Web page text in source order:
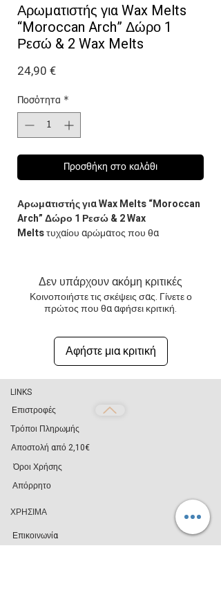
Αρωματιστής για Wax Melts
“Moroccan Arch” Δώρο 1
Ρεσώ & 2 Wax Melts
24,90 €Τιμή
Ποσότητα *
Προσθήκη στο καλάθι
Αρωματιστής για Wax Melts “Moroccan
Arch” Δώρο 1 Ρεσώ & 2 Wax
Meltsτυχαίου αρώματος που θα
επιλογής σας και κάτω ένα ρεσώ. Με την
θερμοκρασία το melt, θα απελευθερώσει το
άρωμα του και αυτό θα απλωθεί στο χώρο.
Δεν υπάρχουν ακόμη κριτικές
Κοινοποιήστε τις σκέψεις σας. Γίνετε ο
πρώτος που θα αφήσει κριτική.
Αφήστε μια κριτική
LINKS
Επιστροφές
Τρόποι Πληρωμής
Αποστολή από 2,10€
Όροι Χρήσης
Απόρρητο
ΧΡΗΣΙΜΑ
Επικοινωνία